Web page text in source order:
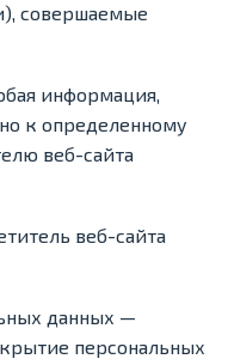
совершаемые
информация,
к определенному
веб-сайта
веб-сайта
данных —
персональных